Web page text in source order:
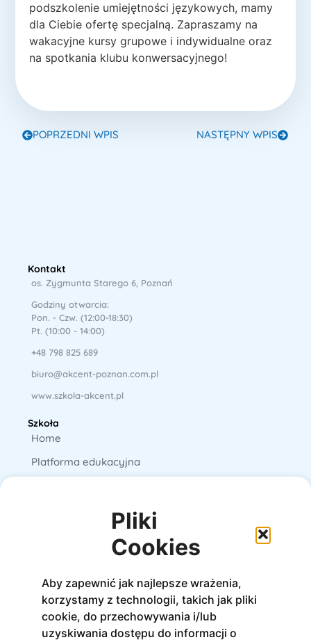
Pliki
Cookies
Aby zapewnić jak najlepsze wrażenia,
korzystamy z technologii, takich jak pliki
cookie, do przechowywania i/lub
uzyskiwania dostępu do informacji o
podszkolenie umiejętności językowych, mamy
dla Ciebie ofertę specjalną. Zapraszamy na
wakacyjne kursy grupowe i indywidualne oraz
na spotkania klubu konwersacyjnego!
POPRZEDNI WPIS NASTĘPNY WPIS
Kontakt
os. Zygmunta Starego 6, Poznań
Godziny otwarcia:
Pon. - Czw. (12:00-18:30)
Pt. (10:00 - 14:00)
+48 798 825 689
biuro@akcent-poznan.com.pl
www.szkola-akcent.pl
Szkoła
Home
Platforma edukacyjna
Stacjonarne
Online
Na platformie